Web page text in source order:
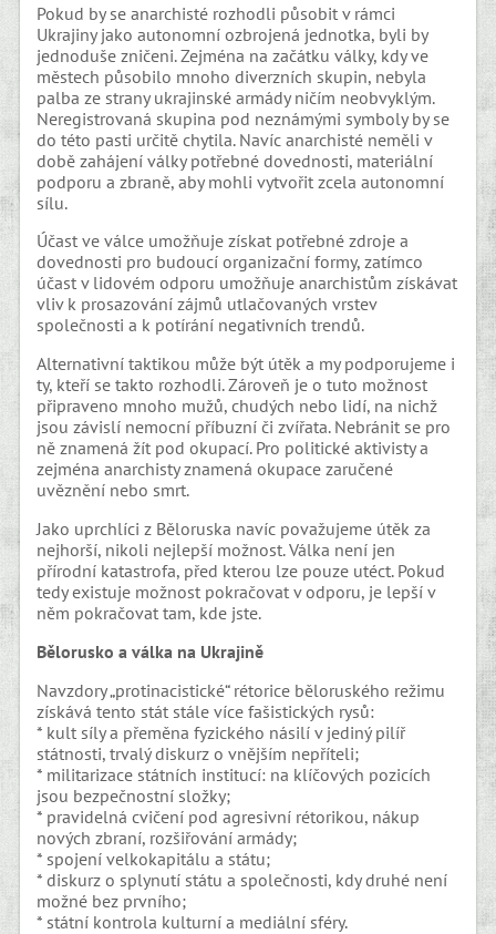
Pokud by se anarchisté rozhodli působit v rámci
Ukrajiny jako autonomní ozbrojená jednotka, byli by
jednoduše zničeni. Zejména na začátku války, kdy ve
městech působilo mnoho diverzních skupin, nebyla
palba ze strany ukrajinské armády ničím neobvyklým.
Neregistrovaná skupina pod neznámými symboly by se
do této pasti určitě chytila. Navíc anarchisté neměli v
době zahájení války potřebné dovednosti, materiální
podporu a zbraně, aby mohli vytvořit zcela autonomní
sílu.
Účast ve válce umožňuje získat potřebné zdroje a
dovednosti pro budoucí organizační formy, zatímco
účast v lidovém odporu umožňuje anarchistům získávat
vliv k prosazování zájmů utlačovaných vrstev
společnosti a k potírání negativních trendů.
Alternativní taktikou může být útěk a my podporujeme i
ty, kteří se takto rozhodli. Zároveň je o tuto možnost
připraveno mnoho mužů, chudých nebo lidí, na nichž
jsou závislí nemocní příbuzní či zvířata. Nebránit se pro
ně znamená žít pod okupací. Pro politické aktivisty a
zejména anarchisty znamená okupace zaručené
uvěznění nebo smrt.
Jako uprchlíci z Běloruska navíc považujeme útěk za
nejhorší, nikoli nejlepší možnost. Válka není jen
přírodní katastrofa, před kterou lze pouze utéct. Pokud
tedy existuje možnost pokračovat v odporu, je lepší v
něm pokračovat tam, kde jste.
Bělorusko a válka na Ukrajině
Navzdory „protinacistické“ rétorice běloruského režimu
získává tento stát stále více fašistických rysů:
* kult síly a přeměna fyzického násilí v jediný pilíř
státnosti, trvalý diskurz o vnějším nepříteli;
* militarizace státních institucí: na klíčových pozicích
jsou bezpečnostní složky;
* pravidelná cvičení pod agresivní rétorikou, nákup
nových zbraní, rozšiřování armády;
* spojení velkokapitálu a státu;
* diskurz o splynutí státu a společnosti, kdy druhé není
možné bez prvního;
* státní kontrola kulturní a mediální sféry.